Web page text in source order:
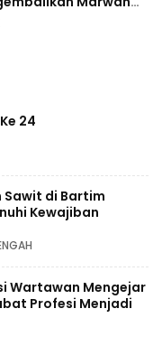
Keadilan
24
Sawit di Bartim
Kewajiban
Wartawan Mengejar
Profesi Menjadi